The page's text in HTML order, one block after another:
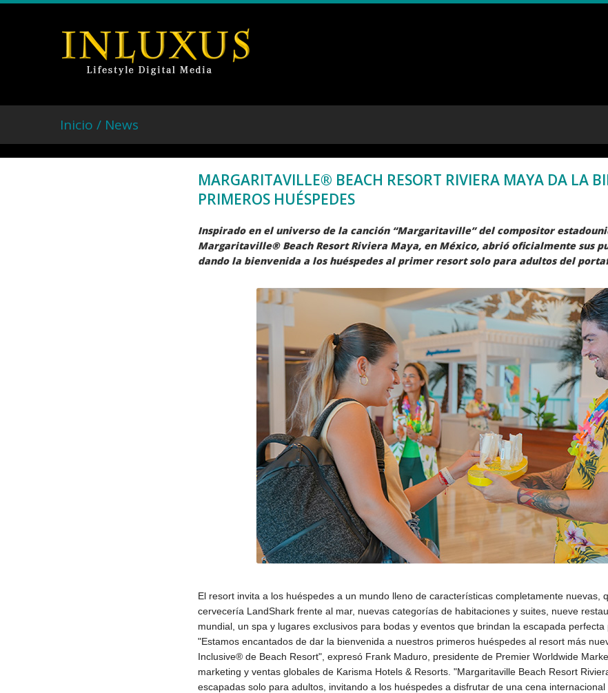
Inicio / News
MARGARITAVILLE® BEACH RESORT RIVIERA MAYA DA LA
PRIMEROS HUÉSPEDES
Inspirado en el universo de la canción “Margaritaville” del compositor
Margaritaville® Beach Resort Riviera Maya, en México, abrió oficialmente sus
dando la bienvenida a los huéspedes al primer resort solo para adultos del
El resort invita a los huéspedes a un mundo lleno de características completamente nuevas,
cervecería LandShark frente al mar, nuevas categorías de habitaciones y suites, nueve
mundial, un spa y lugares exclusivos para bodas y eventos que brindan la escapada perfecta
"Estamos encantados de dar la bienvenida a nuestros primeros huéspedes al resort más
Inclusive® de Beach Resort", expresó Frank Maduro, presidente de Premier Worldwide
marketing y ventas globales de Karisma Hotels & Resorts. "Margaritaville Beach Resort
escapadas solo para adultos, invitando a los huéspedes a disfrutar de una cena